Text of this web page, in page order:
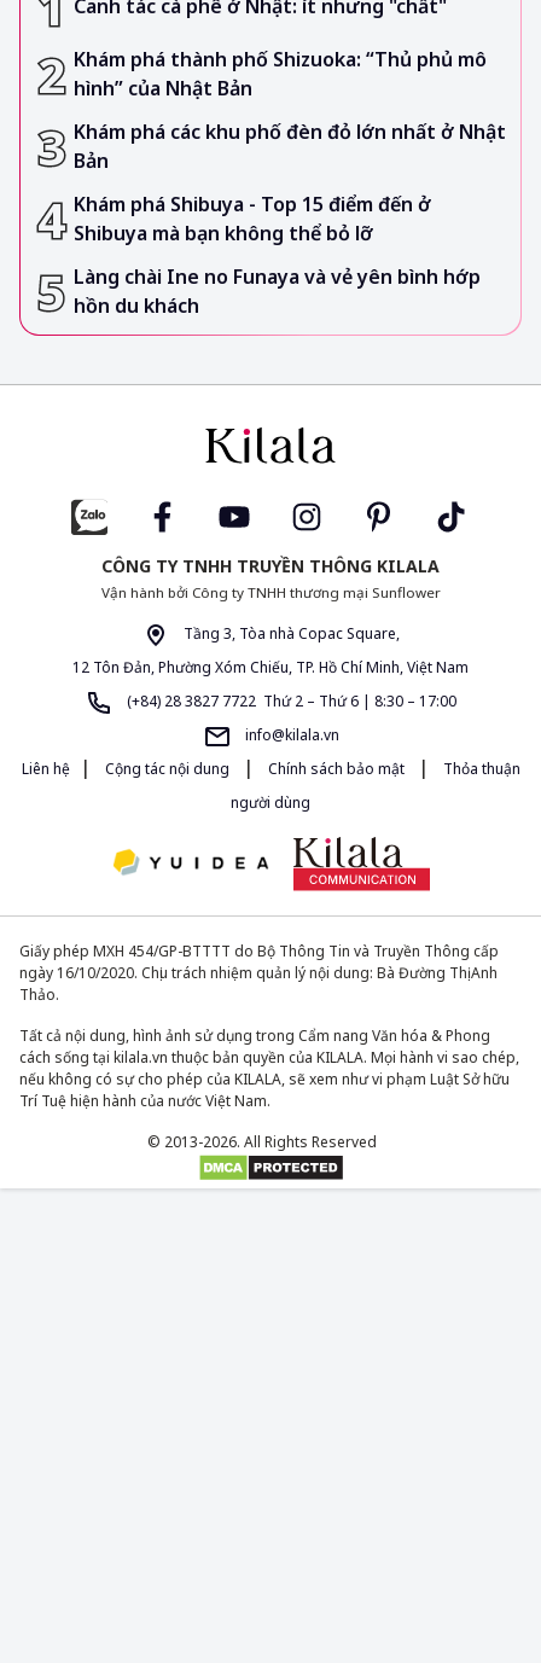
Canh tác cà phê ở Nhật: ít nhưng "chất"
Khám phá thành phố Shizuoka: “Thủ phủ mô
hình” của Nhật Bản
Khám phá các khu phố đèn đỏ lớn nhất ở Nhật
Bản
Khám phá Shibuya - Top 15 điểm đến ở
Shibuya mà bạn không thể bỏ lỡ
Làng chài Ine no Funaya và vẻ yên bình hớp
hồn du khách
CÔNG TY TNHH TRUYỀN THÔNG KILALA
Vận hành bởi Công ty TNHH thương mại Sunflower
Tầng 3, Tòa nhà Copac Square,
12 Tôn Đản, Phường Xóm Chiếu, TP. Hồ Chí Minh, Việt Nam
(+84) 28 3827 7722 Thứ 2 – Thứ 6 | 8:30 – 17:00
info@kilala.vn
Liên hệ
| Cộng tác nội dung | Chính sách bảo mật |
Thỏa thuận
người dùng
Giấy phép MXH 454/GP-BTTTT do Bộ Thông Tin và Truyền Thông cấp
ngày 16/10/2020. Chịu trách nhiệm quản lý nội dung: Bà Đường Thị Anh
Thảo.
Tất cả nội dung, hình ảnh sử dụng trong Cẩm nang Văn hóa & Phong
cách sống tại kilala.vn thuộc bản quyền của KILALA. Mọi hành vi sao chép,
nếu không có sự cho phép của KILALA, sẽ xem như vi phạm Luật Sở hữu
Trí Tuệ hiện hành của nước Việt Nam.
© 2013-2026. All Rights Reserved